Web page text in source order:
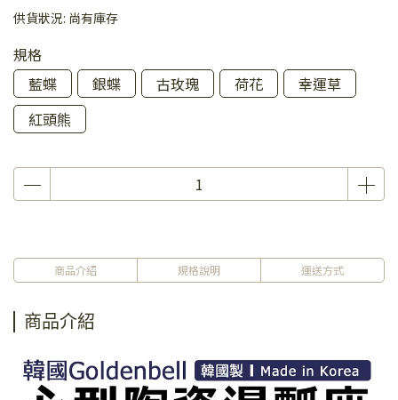
供貨狀況: 尚有庫存
規格
藍蝶
銀蝶 古玫瑰 荷花
幸運草
紅頭熊
商品介紹 規格說明 運送方式
商品介紹